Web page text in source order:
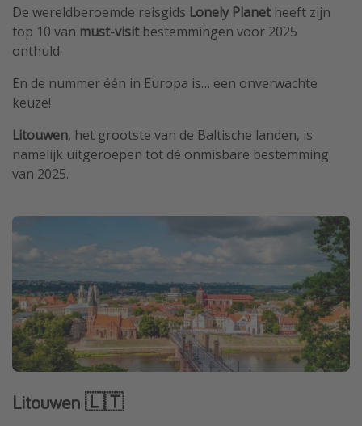
Meer onderwerpen
Reisblog
Reiskalender
25 beste pretparken
Beste keukens ter wereld
Center Parcs
Disneyland Parijs
Strandvakantie in Nederland
All inclusive vakantie in Griekenland
De wereldberoemde reisgids Lonely Planet heeft zijn
top 10 van must-visitbestemmingen voor 2025
onthuld.
En de nummer één in Europa is… een onverwachte
keuze!
Litouwen, het grootste van de Baltische landen, is
namelijk uitgeroepen tot dé onmisbare bestemming
van 2025.
Litouwen 🇱🇹